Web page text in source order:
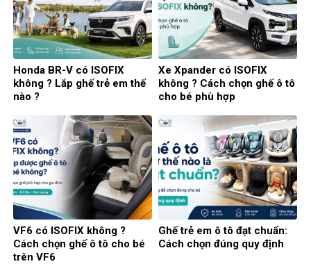
Honda BR-V có ISOFIX
không ? Lắp ghế trẻ em thế
nào ?
Xe Xpander có ISOFIX
không ? Cách chọn ghế ô tô
cho bé phù hợp
VF6 có ISOFIX không ?
Cách chọn ghế ô tô cho bé
trên VF6
Ghế trẻ em ô tô đạt chuẩn:
Cách chọn đúng quy định